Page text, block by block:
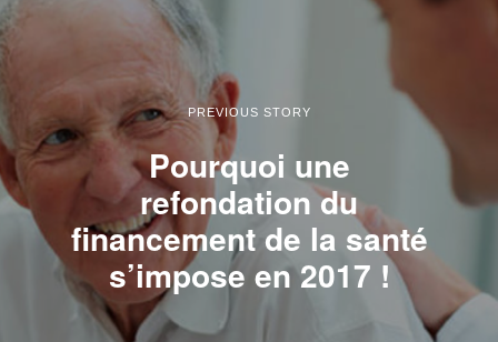
PREVIOUS STORY
Pourquoi une
refondation du
financement de la santé
s’impose en 2017 !